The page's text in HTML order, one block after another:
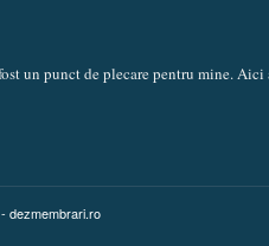
un punct de plecare pentru mine.
dezmembrari.ro